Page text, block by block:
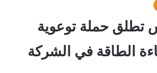
تطلق حملة توعوية
الطاقة في الشركة